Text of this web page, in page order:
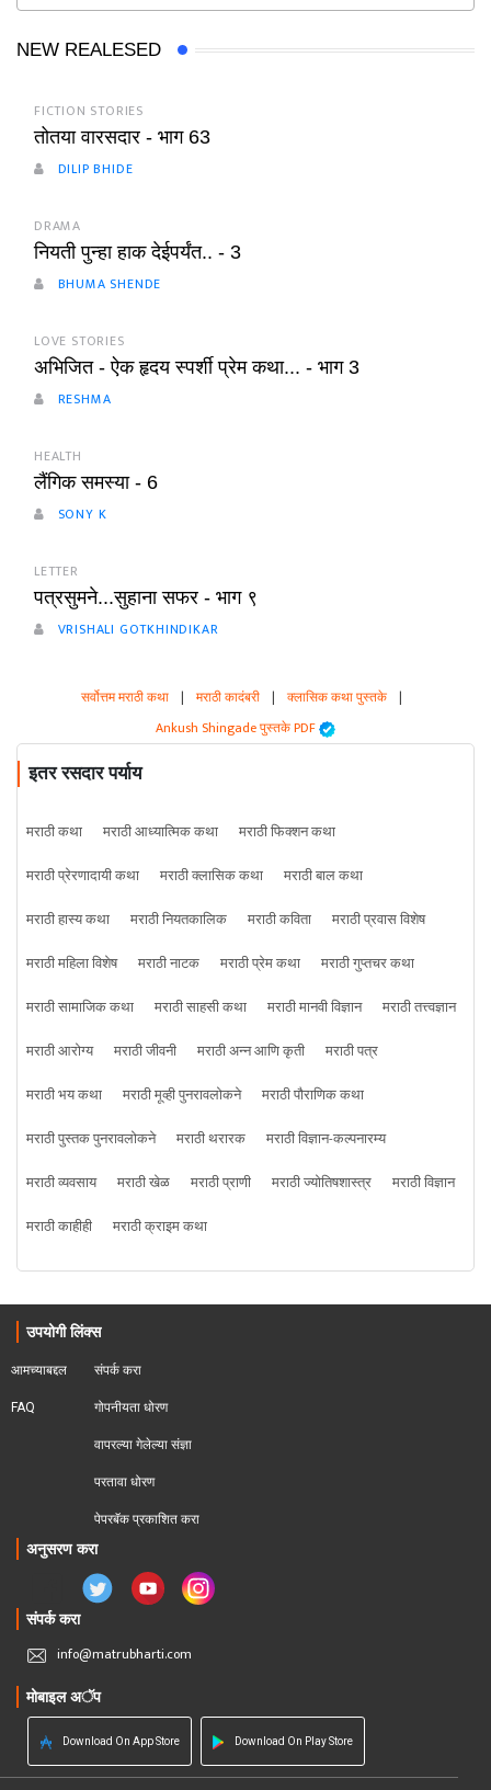
NEW REALESED
FICTION STORIES
तोतया वारसदार - भाग 63
DILIP BHIDE
DRAMA
नियती पुन्हा हाक देईपर्यंत.. - 3
BHUMA SHENDE
LOVE STORIES
अभिजित - ऐक हृदय स्पर्शी प्रेम कथा... - भाग 3
RESHMA
HEALTH
लैंगिक समस्या - 6
SONY K
LETTER
पत्रसुमने...सुहाना सफर - भाग ९
VRISHALI GOTKHINDIKAR
सर्वोत्तम मराठी कथा | मराठी कादंबरी | क्लासिक कथा पुस्तके |
Ankush Shingade पुस्तके PDF
इतर रसदार पर्याय
मराठी कथा मराठी आध्यात्मिक कथा
मराठी फिक्शन कथा
मराठी प्रेरणादायी कथा
मराठी क्लासिक कथा
मराठी बाल कथा
मराठी हास्य कथा
मराठी नियतकालिक मराठी कविता
मराठी प्रवास विशेष
मराठी महिला विशेष
मराठी नाटक मराठी प्रेम कथा
मराठी गुप्तचर कथा
मराठी सामाजिक कथा
मराठी साहसी कथा मराठी मानवी विज्ञान
मराठी तत्त्वज्ञान
मराठी आरोग्य
मराठी जीवनी मराठी अन्न आणि कृती
मराठी पत्र
मराठी भय कथा
मराठी मूव्ही पुनरावलोकने
मराठी पौराणिक कथा
मराठी पुस्तक पुनरावलोकने
मराठी थरारक
मराठी विज्ञान-कल्पनारम्य
मराठी व्यवसाय
मराठी खेळ मराठी प्राणी मराठी ज्योतिषशास्त्र
मराठी विज्ञान
मराठी काहीही
मराठी क्राइम कथा
उपयोगी लिंक्स
आमच्याबद्दल
FAQ
संपर्क करा
गोपनीयता धोरण
वापरल्या गेलेल्या संज्ञा
परतावा धोरण
पेपरबॅक प्रकाशित करा
अनुसरण करा
संपर्क करा
info@matrubharti.com
मोबाइल अॅप
Download On App Store Download On Play Store